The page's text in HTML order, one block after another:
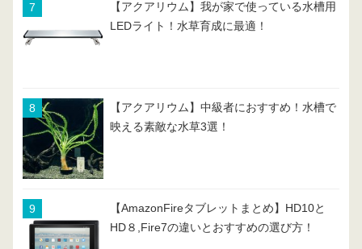
【アクアリウム】我が家で使っている水槽用
LEDライト！水草育成に最適！
【アクアリウム】中級者におすすめ！水槽で
映える素敵な水草3選！
【AmazonFireタブレットまとめ】HD10と
HD８,Fire7の違いとおすすめの選び方！